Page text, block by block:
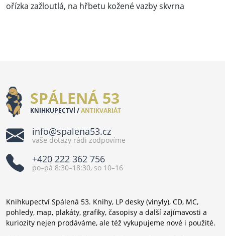
ořízka zažloutlá, na hřbetu kožené vazby skvrna
SPÁLENÁ 53
KNIHKUPECTVÍ /ANTIKVARIÁT
info@spalena53.cz
vaše dotazy rádi zodpovíme
+420 222 362 756
po–pá 8:30–18:30, so 10–16
Knihkupectví Spálená 53. Knihy, LP desky (vinyly), CD, MC,
pohledy, map, plakáty, grafiky, časopisy a další zajímavosti a
kuriozity nejen prodáváme, ale též vykupujeme nové i použité.